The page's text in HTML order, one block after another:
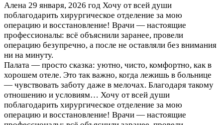
Алена 29 января, 2026 год Хочу от всей души
поблагодарить хирургическое отделение за мою
операцию и восстановление! Врачи — настоящие
профессионалы: всё объяснили заранее, провели
операцию безупречно, а после не оставляли без внимания
ни на минуту.
Палата — просто сказка: уютно, чисто, комфортно, как в
хорошем отеле. Это так важно, когда лежишь в больнице
— чувствовать заботу даже в мелочах. Благодаря такому
отношению и условиям… Хочу от всей души
поблагодарить хирургическое отделение за мою
операцию и восстановление! Врачи — настоящие